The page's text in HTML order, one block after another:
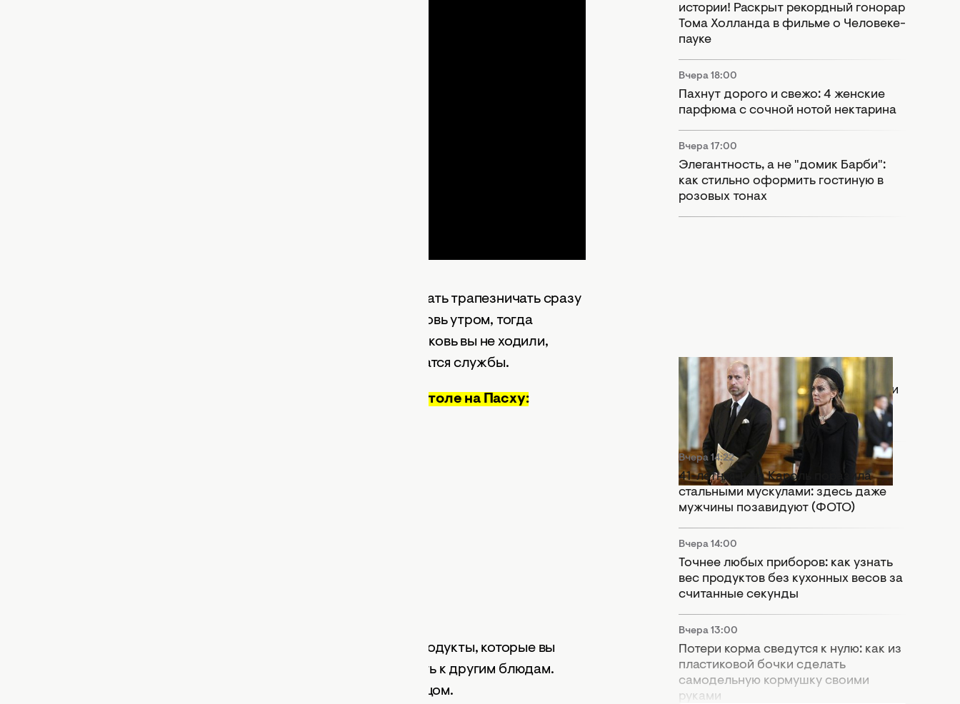
Так, если вы были на службе ночью, то можете начинать трапезничать сразу
после литургии и причастия. Если вы сходили в церковь утром, тогда
разговляйтесь по возвращении домой. Если же в церковь вы не ходили,
тогда делать это нужно после того, как в них закончатся службы.
Перечень продуктов, которые должны быть на столе на Пасху:
Конечно же, первыми должны быть попробованы продукты, которые вы
освятили в церкви, и только потом можете переходить к другим блюдам.
Традиционно верующие разговляются пасочкой и яйцом.
истории! Раскрыт рекордный гонорар
Тома Холланда в фильме о Человеке-
пауке
Вчера 18:00
Пахнут дорого и свежо: 4 женские
парфюма с сочной нотой нектарина
Вчера 17:00
Элегантность, а не "домик Барби":
как стильно оформить гостиную в
розовых тонах
Вчера 15:55
Раскол в монархии: Кейт Миддлтон и
принц Уильям попали в громкий
скандал
Вчера 14:22
41-летняя Тина Кароль поразила
стальными мускулами: здесь даже
мужчины позавидуют (ФОТО)
Вчера 14:00
Точнее любых приборов: как узнать
вес продуктов без кухонных весов за
считанные секунды
Вчера 13:00
Потери корма сведутся к нулю: как из
пластиковой бочки сделать
самодельную кормушку своими
руками